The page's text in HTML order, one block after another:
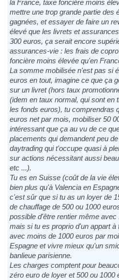
la France, taxe foncière moins
mettre une trop grande partie des
gagnées, et essayer de faire un
élevé que les livrets et
300 euros, ça serait encore
assurances-vie : les frais de
foncière moins élevée qu'en
La somme mobilisée n'est pas si
euros en tout, imagine ce que ça
sur un livret (hors taux
(idem en taux normal, qui sont en
les fonds euros), tu comprendras
euros net par mois, mobiliser 50
intéressant que ça au vu de ce
placements qui demandent peu
daytrading qui t'occupe quasi à
sur actions nécessitant aussi
etc ...).
Tu es en Suisse (coût de la vie
bien plus qu'à Valencia en
c'est sûr que si tu as un loyer de
de chauffage de 500 ou 1000
possible d'être rentier même
mais si tu es proprio d'un appart
avec moins de 1000 euros par
Espagne et vivre mieux qu'un
banlieue parisienne.
Les charges comptent pour
zéro euro de loyer et 500 ou 1000